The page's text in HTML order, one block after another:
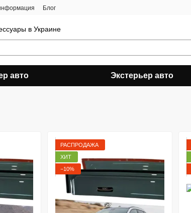
Блог
в Украине
авто Экстерьер авто
РАСПРОДАЖА
ХИТ
−10%